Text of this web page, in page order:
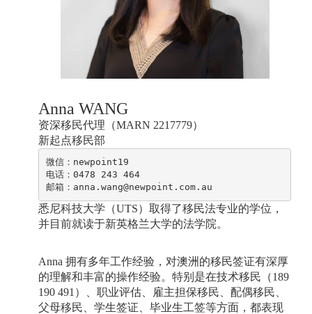
Anna WANG
资深移民代理（MARN 2217779）
新起点移民部
微信：newpoint19
电话：0478 243 464
悉尼科技大学（UTS）取得了移民法专业的学位，
并目前就读于新英格兰大学的法学院。
Anna 拥有多年工作经验，对澳洲的移民签证有深厚
的理解和丰富的操作经验。特别是在技术移民（189
190 491）、职业评估、雇主担保移民、配偶移民、
父母移民、学生签证、毕业生工签等方面，都表现